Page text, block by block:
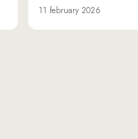
11 february 2026